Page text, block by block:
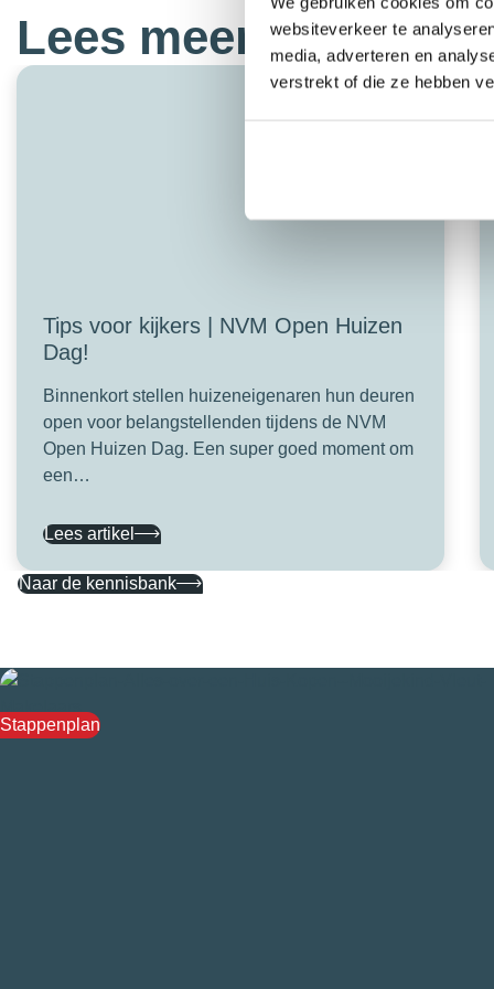
websiteverkeer te
media, adverteren en
verstrekt of die ze hebben
Lees meer tips:
Tips voor kijkers | NVM Open Huizen
Dag!
Binnenkort stellen huizeneigenaren hun deuren
open voor belangstellenden tijdens de NVM
Open Huizen Dag. Een super goed moment om
een…
Lees artikel
Naar de kennisbank
Stappenplan